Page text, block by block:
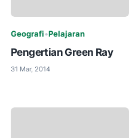
Geografi •Pelajaran
Pengertian Green Ray
31 Mar, 2014